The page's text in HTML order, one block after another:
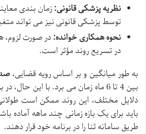
نظریه پزشکی قانونی:زمان بندی
توسط پزشکی قانونی نیز می تواند
نحوه همکاری خوانده:در صورت لزوم،
در تسریع روند مؤثر است.
به طور میانگین و بر اساس رویه قضایی،
بین 4 تا 6 ماه زمان می برد. با این
دلایل مختلف، این روند ممکن است
باید برای یک بازه زمانی چند ماهه آماده
طریق سامانه ثنا را در برنامه خود قرار دهند.